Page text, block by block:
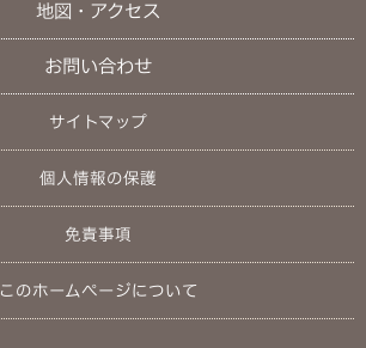
地図・アクセス
お問い合わせ
サイトマップ
個人情報の保護
免責事項
このホームページについて